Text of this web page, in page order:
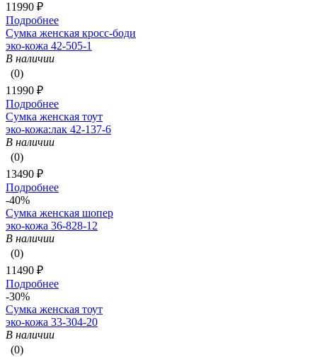
11990 ₽
Подробнее
Сумка женская кросс-боди
эко-кожа 42-505-1
В наличии
(0)
11990 ₽
Подробнее
Сумка женская тоут
эко-кожа:лак 42-137-6
В наличии
(0)
13490 ₽
Подробнее
-40%
Сумка женская шопер
эко-кожа 36-828-12
В наличии
(0)
11490 ₽
Подробнее
-30%
Сумка женская тоут
эко-кожа 33-304-20
В наличии
(0)